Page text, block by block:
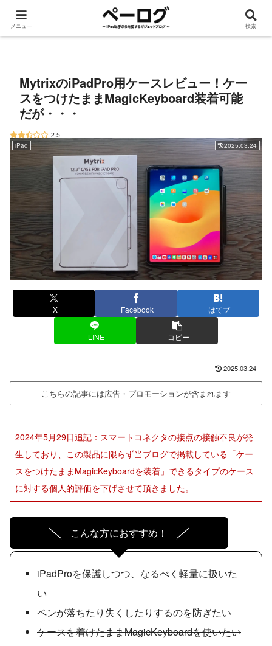
iPad Apple Watch ガジェット
MytrixのiPadPro用ケースレビュー！ケー
スをつけたままMagicKeyboard装着可能
だが・・・
2.5
iPad 2025.03.24
X Facebook はてブ
LINE コピー
2025.03.24
こちらの記事には広告・プロモーションが含まれます
2024年5月29日追記：スマートコネクタの接点の接触不良が発
生しており、この製品に限らず当ブログで掲載している「ケー
スをつけたままMagicKeyboardを装着」できるタイプのケース
に対する個人的評価を下げさせて頂きました。
こんな方におすすめ！
iPadProを保護しつつ、なるべく軽量に扱いた
い
ペンが落ちたり失くしたりするのを防ぎたい
ケースを着けたままMagicKeyboardを使いたい
メニュー 検索